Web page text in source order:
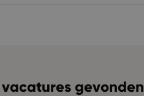
gevonden